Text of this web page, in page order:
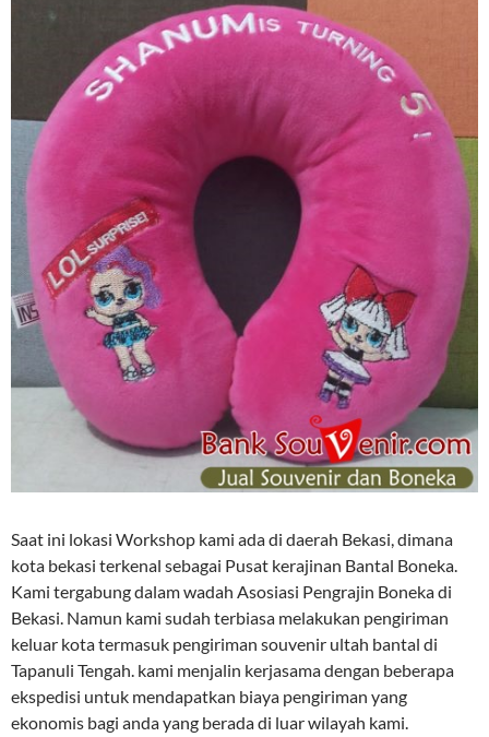
Saat ini lokasi Workshop kami ada di daerah Bekasi, dimana
kota bekasi terkenal sebagai Pusat kerajinan Bantal Boneka.
Kami tergabung dalam wadah Asosiasi Pengrajin Boneka di
Bekasi. Namun kami sudah terbiasa melakukan pengiriman
keluar kota termasuk pengiriman souvenir ultah bantal di
Tapanuli Tengah. kami menjalin kerjasama dengan beberapa
ekspedisi untuk mendapatkan biaya pengiriman yang
ekonomis bagi anda yang berada di luar wilayah kami.